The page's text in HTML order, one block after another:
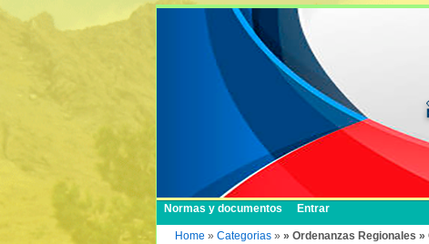
Normas y documentos Entrar
Home » Categorias » » Ordenanzas Regionales